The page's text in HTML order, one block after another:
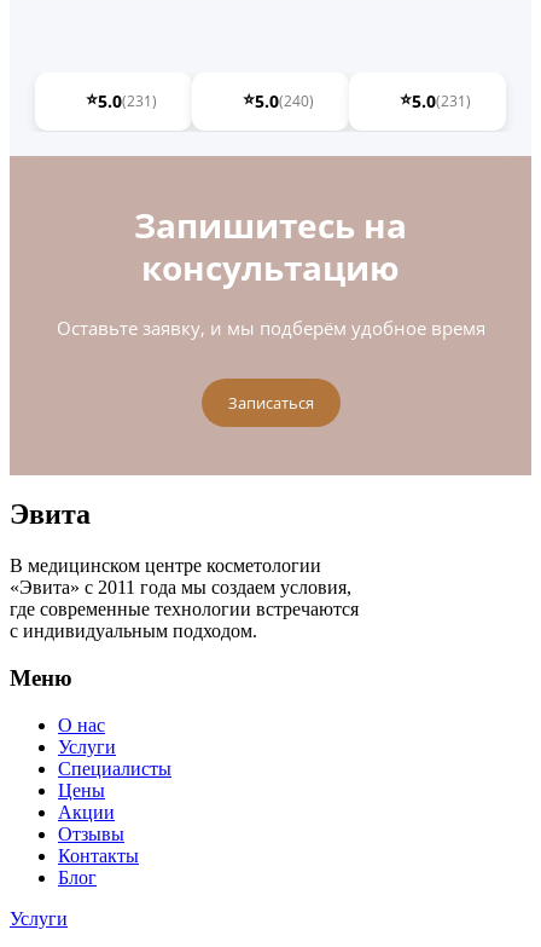
⭐5.0(231) ⭐5.0(240) ⭐5.0(231)
Запишитесь на
консультацию
Оставьте заявку, и мы подберём удобное время
Записаться
Эвита
В медицинском центре косметологии
«Эвита» с 2011 года мы создаем условия,
где современные технологии встречаются
с индивидуальным подходом.
Меню
О нас
Услуги
Специалисты
Цены
Акции
Отзывы
Контакты
Блог
Услуги